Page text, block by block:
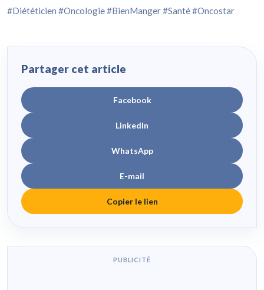
#Diététicien #Oncologie #BienManger #Santé #Oncostar
Partager cet article
Facebook
LinkedIn
WhatsApp
E-mail
Copier le lien
PUBLICITÉ